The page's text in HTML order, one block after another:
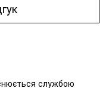
службою